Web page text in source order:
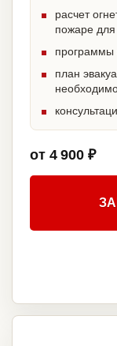
расчет
пожаре для
программы
план
от 4 900 ₽